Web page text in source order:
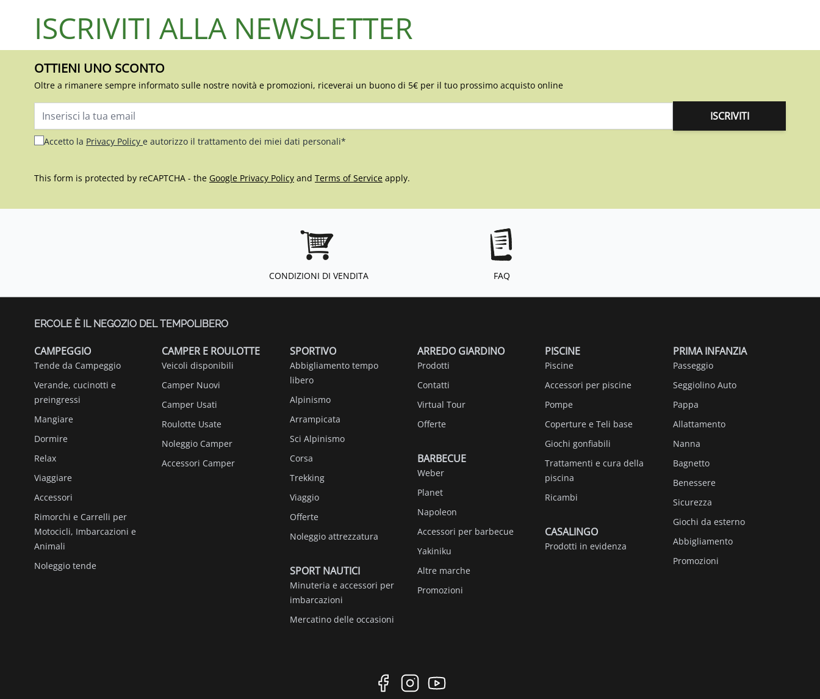
ISCRIVITI ALLA NEWSLETTER
OTTIENI UNO SCONTO
Oltre a rimanere sempre informato sulle nostre novità e promozioni, riceverai un buono di 5€ per il tuo prossimo acquisto online
Indirizzo email ISCRIVITI
Accetto la Privacy Policy e autorizzo il trattamento dei miei dati personali*
This form is protected by reCAPTCHA - the Google Privacy Policy and Terms of Service apply.
CONDIZIONI DI VENDITA FAQ
ERCOLE È IL NEGOZIO DEL TEMPOLIBERO
CAMPEGGIO
Tende da Campeggio
Verande, cucinotti e
preingressi
Mangiare
Dormire
Relax
Viaggiare
Accessori
Rimorchi e Carrelli per
Motocicli, Imbarcazioni e
Animali
Noleggio tende
CAMPER E ROULOTTE
Veicoli disponibili
Camper Nuovi
Camper Usati
Roulotte Usate
Noleggio Camper
Accessori Camper
SPORTIVO
Abbigliamento tempo
libero
Alpinismo
Arrampicata
Sci Alpinismo
Corsa
Trekking
Viaggio
Offerte
Noleggio attrezzatura
SPORT NAUTICI
Minuteria e accessori per
imbarcazioni
Mercatino delle occasioni
ARREDO GIARDINO
Prodotti
Contatti
Virtual Tour
Offerte
BARBECUE
Weber
Planet
Napoleon
Accessori per barbecue
Yakiniku
Altre marche
Promozioni
PISCINE
Piscine
Accessori per piscine
Pompe
Coperture e Teli base
Giochi gonfiabili
Trattamenti e cura della
piscina
Ricambi
CASALINGO
Prodotti in evidenza
PRIMA INFANZIA
Passeggio
Seggiolino Auto
Pappa
Allattamento
Nanna
Bagnetto
Benessere
Sicurezza
Giochi da esterno
Abbigliamento
Promozioni